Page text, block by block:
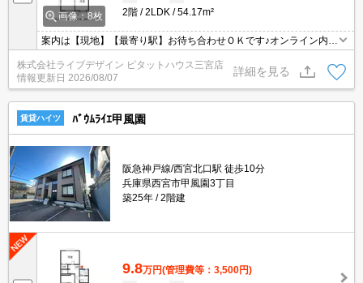
画像：8枚
2階
2LDK 54.17m²
案内は【現地】【最寄り駅】お待ち合わせＯＫです♪オンライン内見
も可能♪
株式会社ライブデザイン ピタットハウス三宮店
情報更新日 2026/08/07
詳細を見る
賃貸ハイツ ﾊﾞｳﾑﾗｲｴ甲風園
阪急神戸線/西宮北口駅 徒歩10分
兵庫県西宮市甲風園3丁目
築25年
2階建
9.8万円(管理費等：3,500円)